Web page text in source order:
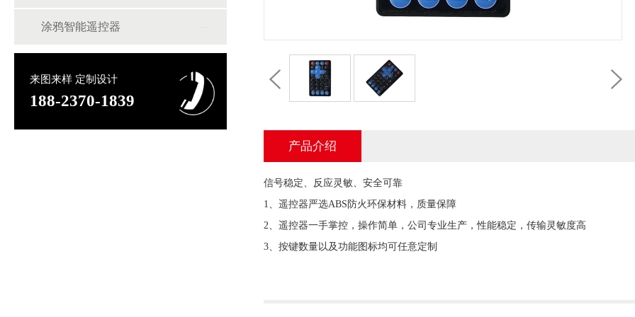
涂鸦智能遥控器
来图来样 定制设计
188-2370-1839
产品介绍
信号稳定、反应灵敏、安全可靠
1、遥控器严选ABS防火环保材料，质量保障
2、遥控器一手掌控，操作简单，公司专业生产，性能稳定，传输灵敏度高
3、按键数量以及功能图标均可任意定制